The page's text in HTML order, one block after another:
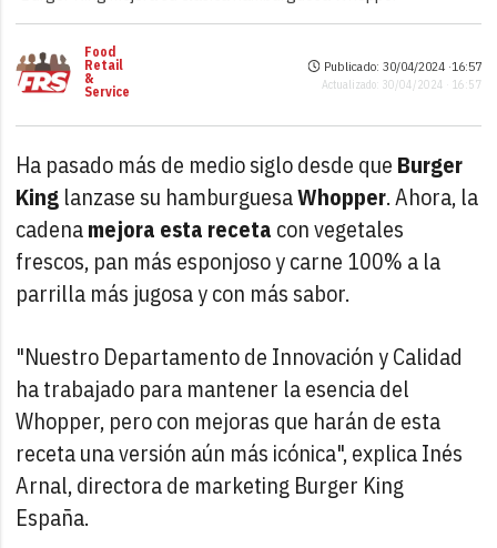
Food
Retail
&
Service
Publicado: 30/04/2024 ·16:57
Actualizado: 30/04/2024 · 16:57
Ha pasado más de medio siglo desde que Burger
King lanzase su hamburguesaWhopper. Ahora, la
cadenamejora esta receta con vegetales
frescos, pan más esponjoso y carne 100% a la
parrilla más jugosa y con más sabor.
"Nuestro Departamento de Innovación y Calidad
ha trabajado para mantener la esencia del
Whopper, pero con mejoras que harán de esta
receta una versión aún más icónica", explica Inés
Arnal, directora de marketing Burger King
España.